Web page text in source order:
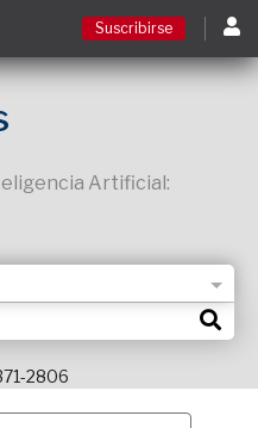
Ingresar
Suscribirse
Artificial:
2806